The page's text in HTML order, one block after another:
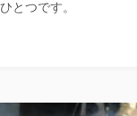
とつです。